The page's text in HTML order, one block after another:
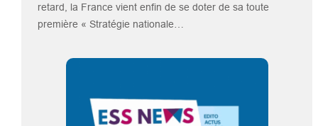
retard, la France vient enfin de se doter de sa toute
première « Stratégie nationale…